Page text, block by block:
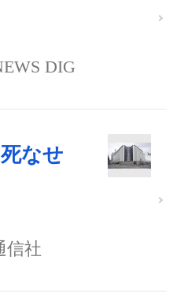
DIG
なせ
信社